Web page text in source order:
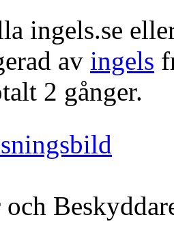
ingels.se
av ingels
2 gånger.